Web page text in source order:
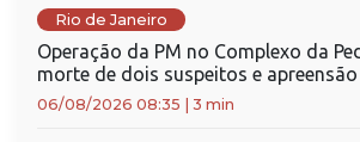
Rio de Janeiro
Operação da PM no Complexo da
morte de dois suspeitos e
06/08/2026 08:35 3 min